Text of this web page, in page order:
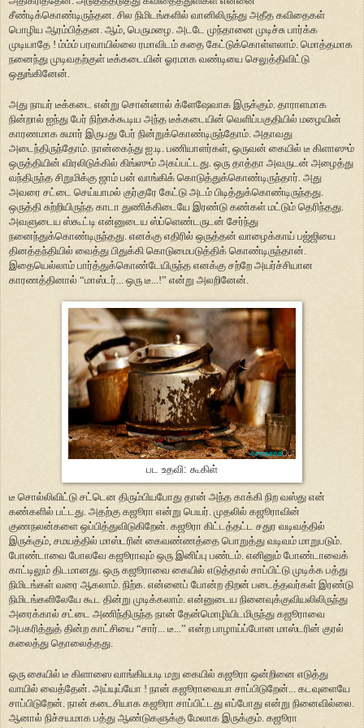
சீண்டிக்கொண்டிருந்தன. சில நிமிடங்களில் வானிலிருந்து அதீத கவிதைகள்
பொழிய ஆரம்பித்தன. ஆம், பெருமழை. அடடே முந்தானை முடிச்சு பார்க்க
முடியாதே ! ம்ம்ம் பரவாயில்லை ரமாவிடம் கதை கேட்டுக்கொள்ளலாம். மொத்தமாக
நனைந்து முடிவதற்குள் டீக்கடையின் ஓரமாக வண்டியை செலுத்திவிட்டு
ஒதுங்கினேன்.
அது நாயர் டீக்கடை என்று சொன்னால் க்ளேஷேவாக இருக்கும். தாராளமாக
நின்றால் ஐந்து பேர் நிற்கக்கூடிய அந்த டீக்கடையின் வெளிப்பகுதியில் மழையின்
காரணமாக சுமார் இருபது பேர் நின்றுக்கொண்டிருந்தோம். அதாவது
அடைந்திருந்தோம். நான்கைந்து ஐ.டி. பணியாளர்கள், ஒருவன் கையில் டீ கிளாஸும்
ஒருத்தியின் விரலிடுக்கில் கிங்ஸும் அகப்பட்டது. ஒரு தாத்தா அவருடன் அழைத்து
வந்திருந்த சிறுமிக்கு ஜாம் பன் வாங்கிக் கொடுத்துக்கொண்டிருந்தார். அது
அவரை சட்டை செய்யாமல் குர்குரே கேட்டு அடம் பிடித்துக்கொண்டிருந்தது.
ஒருத்தி சுற்றியிருந்த காடா துணிக்கிடையே இரண்டு கண்கள் மட்டும் தெரிந்தது.
அவளுடைய ஸ்கூட்டி என்னுடைய ஸ்ப்ளெண்டருடன் சேர்ந்து
நனைந்துக்கொண்டிருந்தது. எனக்கு எதிரில் ஒருத்தன் வாழைக்காய் பஜ்ஜியை
தினத்தந்தியில் வைத்து பிதுக்கி கொடுமைபடுத்திக் கொண்டிருந்தான்.
இதையெல்லாம் பார்த்துக்கொண்டேயிருந்த எனக்கு சற்றே அயர்ச்சியான
காரணத்தினால் “மாஸ்டர்... ஒரு டீ...!” என்று அலறினேன்.
பட உதவி: கூகிள்
டீ சொல்லிவிட்டு சட்டென திரும்பியபோது தான் அந்த காக்கி நிற வஸ்து என்
கண்களில் பட்டது. அதற்கு கஜூரா என்று பெயர். முதலில் கஜூராவின்
குணநலன்களை ஒப்பித்துவிடுகிறேன். கஜூரா கிட்டத்தட்ட சதுர வடிவத்தில்
இருக்கும், சமயத்தில் மாஸ்டரின் கைவண்ணத்தை பொறுத்து வடிவம் மாறுபடும்.
போண்டாவை போலவே கஜூராவும் ஒரு இனிப்பு பண்டம். எனினும் போண்டாவைக்
காட்டிலும் திடமானது. ஒரு கஜூராவை கையில் எடுத்தால் சாப்பிட்டு முடிக்க பத்து
நிமிடங்கள் வரை ஆகலாம். நிற்க. என்னைப் போன்ற திறன் படைத்தவர்கள் இரண்டு
நிமிடங்களிலேயே கூட தின்று முடிக்கலாம். என்னுடைய நினைவுக்குவியலிலிருந்து
அரைக்கால் சட்டை அணிந்திருந்த நான் தேன்மொழியிடமிருந்து கஜூராவை
அபகரித்துத் தின்ற காட்சியை “சார்... டீ...” என்ற பாழாய்ப்போன மாஸ்டரின் குரல்
கலைத்து தொலைத்தது.
ஒரு கையில் டீ கிளாஸை வாங்கியபடி மறு கையில் கஜூரா ஒன்றினை எடுத்து
வாயில் வைத்தேன். அய்யுய்யோ ! நான் கஜூராவையா சாப்பிடுறேன்... கடவுளையே
சாப்பிடுறேன். நான் கடைசியாக கஜூரா சாப்பிட்டது எப்போது என்று நினைவில்லை.
ஆனால் நிச்சயமாக பத்து ஆண்டுகளுக்கு மேலாக இருக்கும். கஜூரா